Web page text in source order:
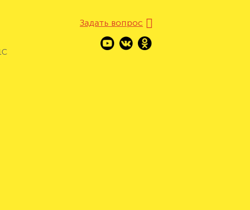
Задать вопрос